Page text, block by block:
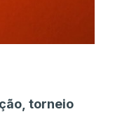
torneio